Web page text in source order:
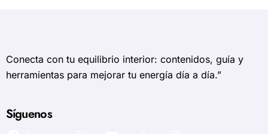
Conecta con tu equilibrio interior: contenidos, guía y
herramientas para mejorar tu energía día a día.”
Síguenos